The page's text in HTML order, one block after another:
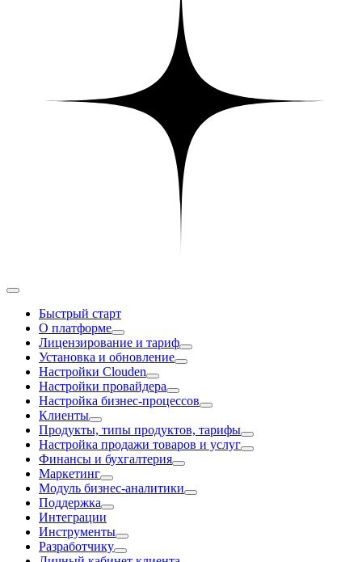
Быстрый старт
О платформе
Лицензирование и тариф
Установка и обновление
Настройки Clouden
Настройки провайдера
Настройка бизнес-процессов
Клиенты
Продукты, типы продуктов, тарифы
Настройка продажи товаров и услуг
Финансы и бухгалтерия
Маркетинг
Модуль бизнес-аналитики
Поддержка
Интеграции
Инструменты
Разработчику